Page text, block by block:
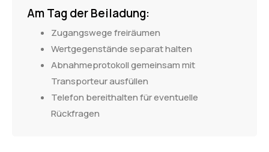
Am Tag der Beiladung:
Zugangswege freiräumen
Wertgegenstände separat halten
Abnahmeprotokoll gemeinsam mit
Transporteur ausfüllen
Telefon bereithalten für eventuelle
Rückfragen